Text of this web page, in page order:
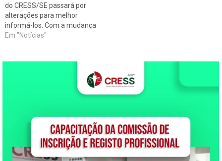
do CRESS/SE passará por
alterações para melhor
informá-los. Com a mudança
do SITE do Conselho a partir
feito pelo próprio site. Logo,
Em "Notícias"